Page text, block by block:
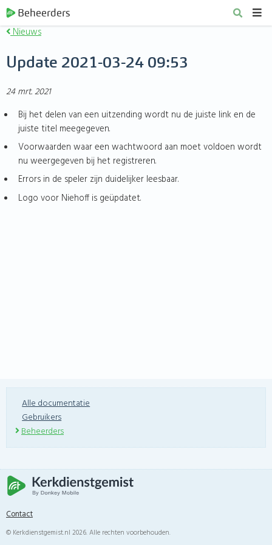
Beheerders
Nieuws
Update 2021-03-24 09:53
24 mrt. 2021
Bij het delen van een uitzending wordt nu de juiste link en de
juiste titel meegegeven.
Voorwaarden waar een wachtwoord aan moet voldoen wordt
nu weergegeven bij het registreren.
Errors in de speler zijn duidelijker leesbaar.
Logo voor Niehoff is geüpdatet.
Alle documentatie
Gebruikers
Beheerders
Contact
© Kerkdienstgemist.nl 2026. Alle rechten voorbehouden.